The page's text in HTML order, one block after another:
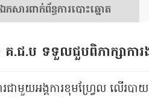
ឯកសារ​ពាក់ព័ន្ធ​ការ​បោះឆ្នោត
.ជ.ប ទទួលជួបពិភាក្សាការ
ជាមួយអង្គការខុមហ្វ្រែល លើរប